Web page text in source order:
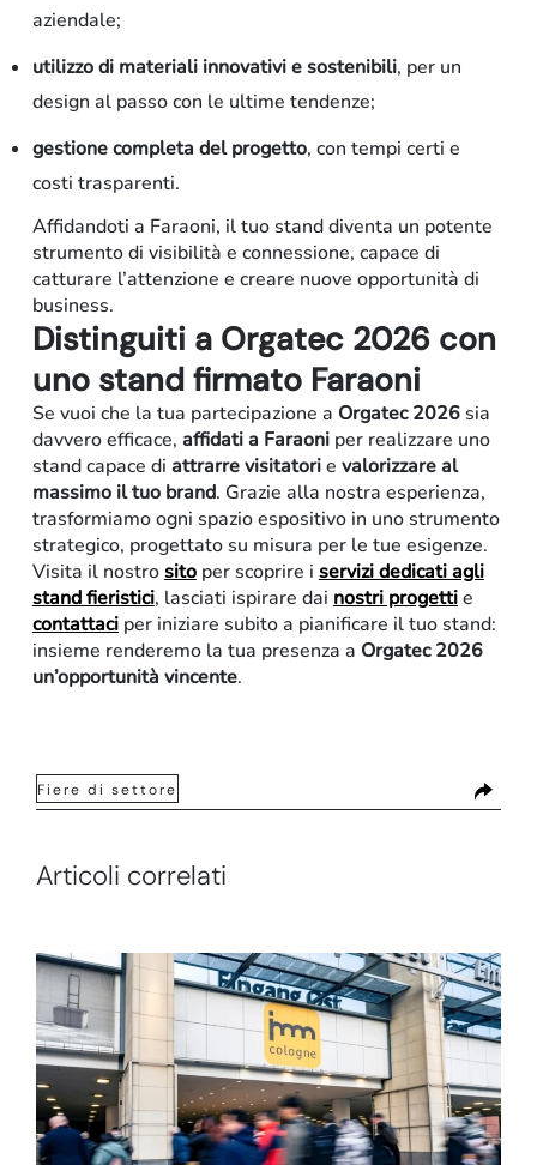
Arredo-contract
aziendale;
utilizzo di materiali innovativi e sostenibili, per un
design al passo con le ultime tendenze;
gestione completa del progetto, con tempi certi e
costi trasparenti.
Affidandoti a Faraoni, il tuo stand diventa un potente
strumento di visibilità e connessione, capace di
catturare l’attenzione e creare nuove opportunità di
business.
Distinguiti a Orgatec 2026 con
uno stand firmato Faraoni
Se vuoi che la tua partecipazione a Orgatec 2026sia
davvero efficace, affidati a Faraoniper realizzare uno
stand capace di attrarre visitatorie valorizzare al
massimo il tuo brand. Grazie alla nostra esperienza,
trasformiamo ogni spazio espositivo in uno strumento
strategico, progettato su misura per le tue esigenze.
Visita il nostrositoper scoprire i servizi dedicati agli
stand fieristici, lasciati ispirare dai nostri progettie
contattaciper iniziare subito a pianificare il tuo stand:
insieme renderemo la tua presenza a Orgatec 2026
un’opportunità vincente.
Fiere di settore
Articoli correlati